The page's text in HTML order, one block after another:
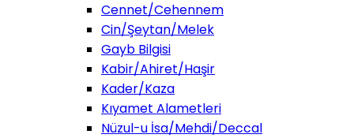
Cennet/Cehennem
Cin/Şeytan/Melek
Gayb Bilgisi
Kabir/Ahiret/Haşir
Kader/Kaza
Kıyamet Alametleri
Nüzul-u İsa/Mehdi/Deccal